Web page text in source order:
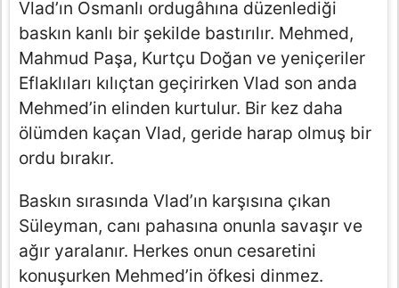
Vlad’ın Osmanlı ordugâhına düzenlediği
baskın kanlı bir şekilde bastırılır. Mehmed,
Mahmud Paşa, Kurtçu Doğan ve yeniçeriler
Eflaklıları kılıçtan geçirirken Vlad son anda
Mehmed’in elinden kurtulur. Bir kez daha
ölümden kaçan Vlad, geride harap olmuş bir
ordu bırakır.
Baskın sırasında Vlad’ın karşısına çıkan
Süleyman, canı pahasına onunla savaşır ve
ağır yaralanır. Herkes onun cesaretini
konuşurken Mehmed’in öfkesi dinmez.